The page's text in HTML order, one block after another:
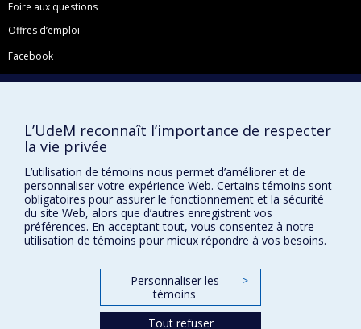
Foire aux questions
Offres d’emploi
Facebook
Instagram
YouTube
Toutes nos présences sociales
École de français
Centre de perfectionnement
Abonnez-vous à notre infolettre
L’UdeM reconnaît l’importance de respecter
la vie privée
L’utilisation de témoins nous permet d’améliorer et de
personnaliser votre expérience Web. Certains témoins sont
obligatoires pour assurer le fonctionnement et la sécurité
du site Web, alors que d’autres enregistrent vos
préférences. En acceptant tout, vous consentez à notre
utilisation de témoins pour mieux répondre à vos besoins.
Personnaliser les
témoins
>
Tout refuser